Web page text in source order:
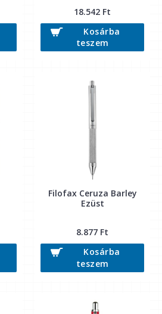
18.542 Ft
Kosárba
teszem
Filofax Ceruza Barley
Ezüst
8.877 Ft
Kosárba
teszem